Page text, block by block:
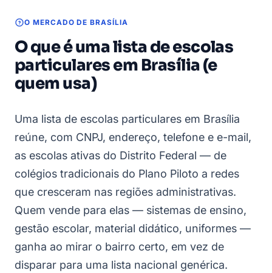
O MERCADO DE BRASÍLIA
O que é uma lista de escolas
particulares em Brasília (e
quem usa)
Uma lista de escolas particulares em Brasília
reúne, com CNPJ, endereço, telefone e e-mail,
as escolas ativas do Distrito Federal — de
colégios tradicionais do Plano Piloto a redes
que cresceram nas regiões administrativas.
Quem vende para elas — sistemas de ensino,
gestão escolar, material didático, uniformes —
ganha ao mirar o bairro certo, em vez de
disparar para uma lista nacional genérica.